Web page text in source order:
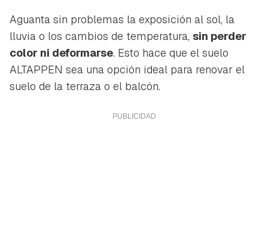
Aguanta sin problemas la exposición al sol, la
lluvia o los cambios de temperatura, sin perder
color ni deformarse. Esto hace que el suelo
ALTAPPEN sea una opción ideal para renovar el
suelo de la terraza o el balcón.